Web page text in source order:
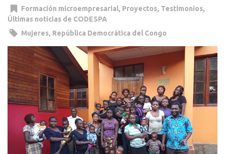
Formación microempresarial, Proyectos, Testimonios,
Últimas noticias de CODESPA
Mujeres, República Democrática del Congo